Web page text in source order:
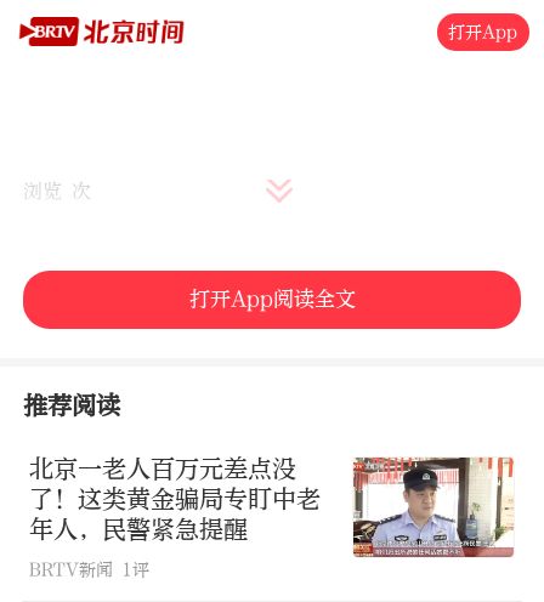
打开App
浏览 次
打开App阅读全文
推荐阅读
北京一老人百万元差点没
了！这类黄金骗局专盯中老
年人，民警紧急提醒
BRTV新闻 1评